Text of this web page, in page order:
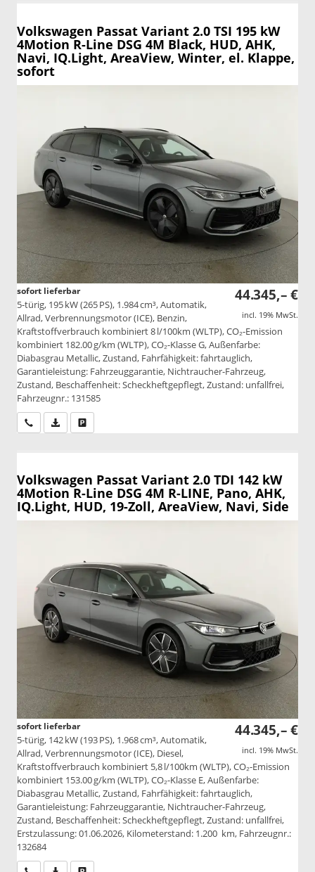
Volkswagen Passat Variant 2.0 TSI 195 kW
4Motion R-Line DSG 4M Black, HUD, AHK,
Navi, IQ.Light, AreaView, Winter, el. Klappe,
sofort
44.345,– €
incl. 19% MwSt.
sofort lieferbar
5-türig, 195 kW (265 PS), 1.984 cm³, Automatik,
Allrad, Verbrennungsmotor (ICE), Benzin,
Kraftstoffverbrauch kombiniert 8 l/100km (WLTP), CO₂-Emission
kombiniert 182.00 g/km (WLTP), CO₂-Klasse G, Außenfarbe:
Diabasgrau Metallic, Zustand, Fahrfähigkeit: fahrtauglich,
Garantieleistung: Fahrzeuggarantie, Nichtraucher-Fahrzeug,
Zustand, Beschaffenheit: Scheckheftgepflegt, Zustand: unfallfrei,
Fahrzeugnr.: 131585
Wir rufen Sie anPDF-Datei, Fahrzeugexposé drucken
Volkswagen Passat Variant 2.0 TDI 142 kW
4Motion R-Line DSG 4M R-LINE, Pano, AHK,
IQ.Light, HUD, 19-Zoll, AreaView, Navi, Side
44.345,– €
incl. 19% MwSt.
sofort lieferbar
5-türig, 142 kW (193 PS), 1.968 cm³, Automatik,
Allrad, Verbrennungsmotor (ICE), Diesel,
Kraftstoffverbrauch kombiniert 5,8 l/100km (WLTP), CO₂-Emission
kombiniert 153.00 g/km (WLTP), CO₂-Klasse E, Außenfarbe:
Diabasgrau Metallic, Zustand, Fahrfähigkeit: fahrtauglich,
Garantieleistung: Fahrzeuggarantie, Nichtraucher-Fahrzeug,
Zustand, Beschaffenheit: Scheckheftgepflegt, Zustand: unfallfrei,
Erstzulassung: 01.06.2026, Kilometerstand: 1.200 km, Fahrzeugnr.:
132684